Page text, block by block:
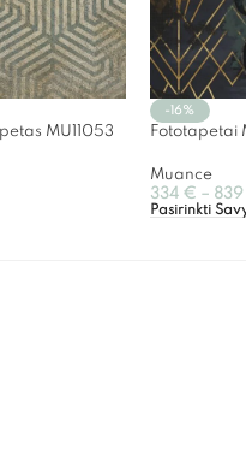
MU11053
-16%
Fototapetai
Muance
334 € – 839
Pasirinkti